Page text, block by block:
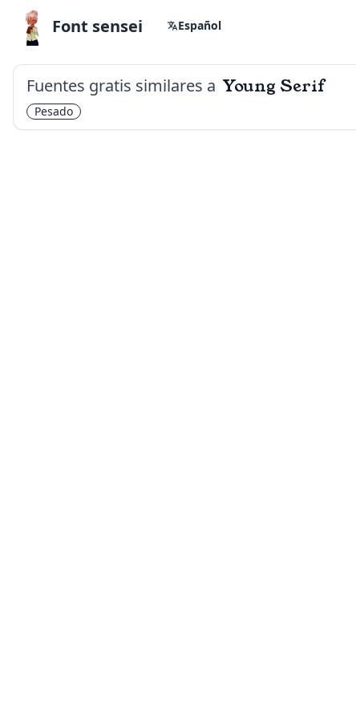
Font sensei Español
Fuentes gratis similares a Young Serif
Pesado